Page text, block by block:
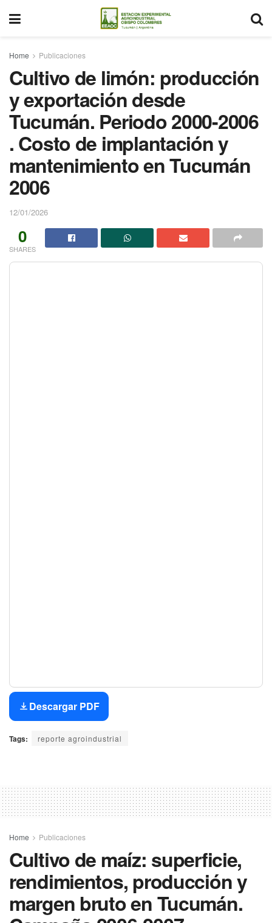
Home Publicaciones
Cultivo de limón: producción
y exportación desde
Tucumán. Periodo 2000-2006
. Costo de implantación y
mantenimiento en Tucumán
2006
12/01/2026
0
SHARES
Descargar PDF
Tags: reporte agroindustrial
Home Publicaciones
Cultivo de maíz: superficie,
rendimientos, producción y
margen bruto en Tucumán.